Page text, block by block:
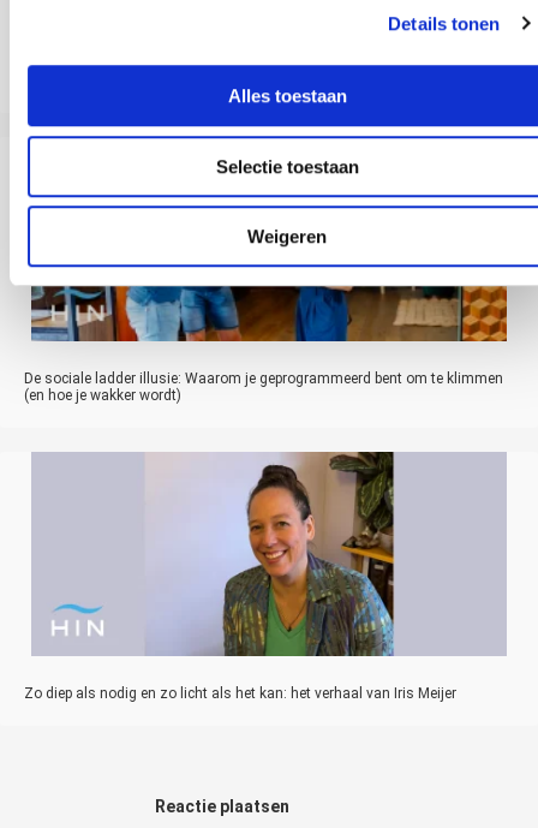
Details tonen
Alles toestaan
Selectie toestaan
Weigeren
Therapie werkt niet: Waarom gesprekstherapie simpelweg niet werkt (en
De sociale ladder illusie: Waarom je geprogrammeerd bent om te klimmen
(en hoe je wakker wordt)
Zo diep als nodig en zo licht als het kan: het verhaal van Iris Meijer
Reactie plaatsen